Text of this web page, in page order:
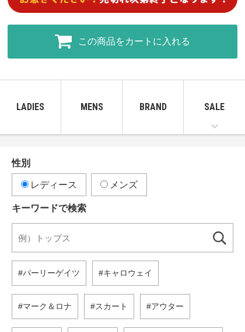
この商品をカートに入れる
LADIES MENS BRAND SALE
性別
レディース メンズ
キーワードで検索
パーリーゲイツ キャロウェイ
マーク＆ロナ スカート アウター